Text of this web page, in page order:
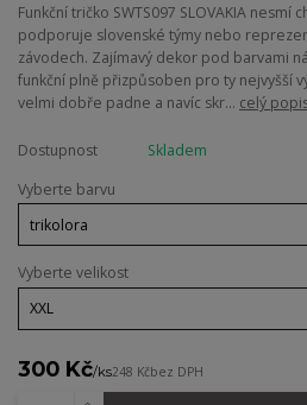
Funkční tričko SWTS097 SLOVAKIA nesmí
podporuje slovenské týmy nebo
závodech. Zajímavý dekor pod barvami
funkční plně přizpůsoben pro ty nejvyšší
velmi dobře padne a navíc skr... celý
Dostupnost
Skladem
Vyberte barvu
Vyberte velikost
300 Kč/ks248 Kčbez DPH